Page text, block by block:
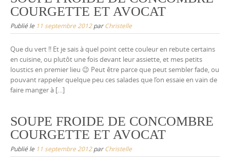
COURGETTE ET AVOCAT
Publié le 11 septembre 2012parChristelle
Que du vert !! Et je sais à quel point cette couleur en rebute certains
en cuisine, ou plutôt une fois devant leur assiette, et mes petits
loustics en premier lieu 😉 Peut être parce que peut sembler fade, ou
pouvant rappeler quelque peu ces salades que l’on essaie en vain de
faire manger à […]
SOUPE FROIDE DE CONCOMBRE
COURGETTE ET AVOCAT
Publié le 11 septembre 2012parChristelle